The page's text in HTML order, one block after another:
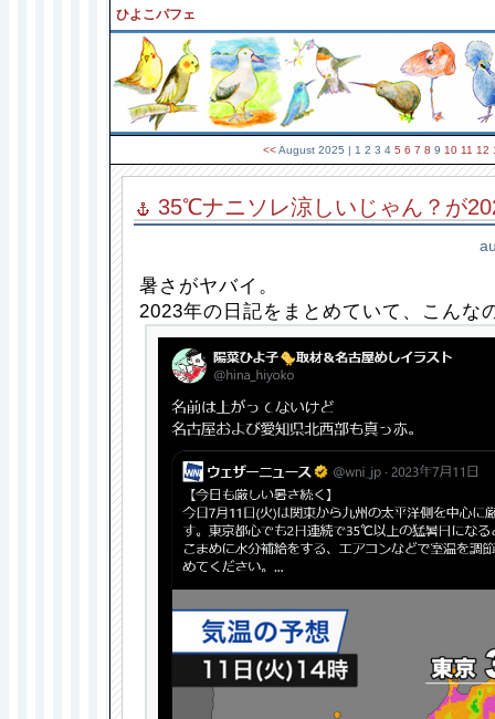
ひよこパフェ
<< August 2025 | 1 2 3 4 5 6 7 8 9 10 11 12
35℃ナニソレ涼しいじゃん？が
暑さがヤバイ。
2023年の日記をまとめていて、こんな